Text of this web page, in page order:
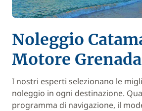
Noleggio
Motore Grenada
I nostri esperti selezionano le
noleggio in ogni destinazione.
programma di navigazione, il